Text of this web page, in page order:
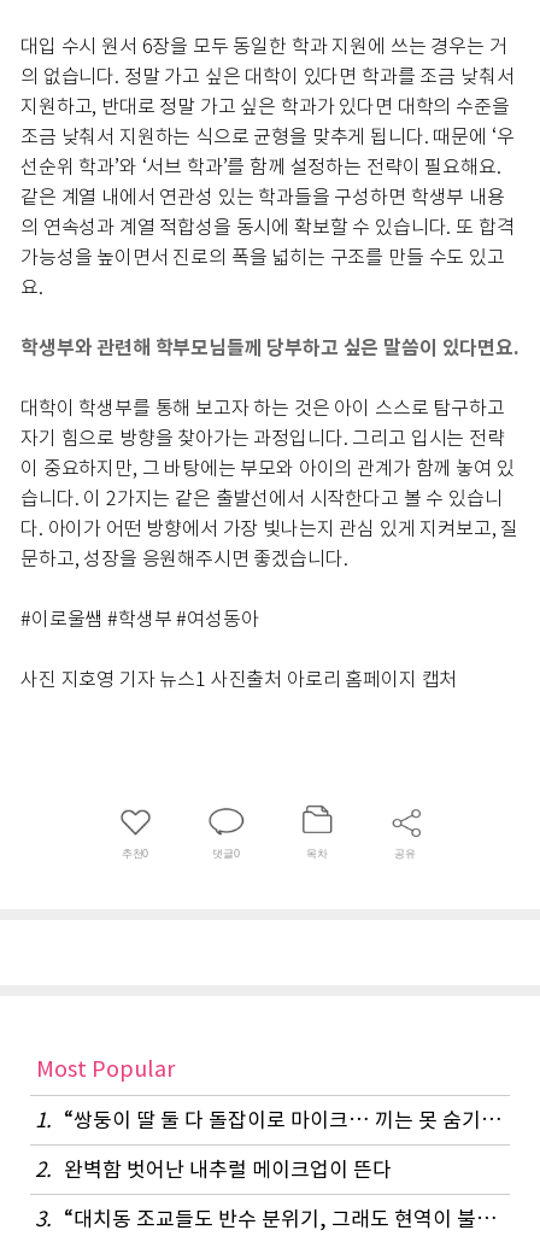
대입 수시 원서 6장을 모두 동일한 학과 지원에 쓰는 경우는 거
의 없습니다. 정말 가고 싶은 대학이 있다면 학과를 조금 낮춰서
지원하고, 반대로 정말 가고 싶은 학과가 있다면 대학의 수준을
조금 낮춰서 지원하는 식으로 균형을 맞추게 됩니다. 때문에 ‘우
선순위 학과’와 ‘서브 학과’를 함께 설정하는 전략이 필요해요.
같은 계열 내에서 연관성 있는 학과들을 구성하면 학생부 내용
의 연속성과 계열 적합성을 동시에 확보할 수 있습니다. 또 합격
가능성을 높이면서 진로의 폭을 넓히는 구조를 만들 수도 있고
요.
학생부와 관련해 학부모님들께 당부하고 싶은 말씀이 있다면요.
대학이 학생부를 통해 보고자 하는 것은 아이 스스로 탐구하고
자기 힘으로 방향을 찾아가는 과정입니다. 그리고 입시는 전략
이 중요하지만, 그 바탕에는 부모와 아이의 관계가 함께 놓여 있
습니다. 이 2가지는 같은 출발선에서 시작한다고 볼 수 있습니
다. 아이가 어떤 방향에서 가장 빛나는지 관심 있게 지켜보고, 질
문하고, 성장을 응원해주시면 좋겠습니다.
#이로울쌤 #학생부 #여성동아
사진 지호영 기자 뉴스1 사진출처 아로리 홈페이지 캡처
추천0 댓글0 목차 공유
Most Popular
1.
“쌍둥이 딸 둘 다 돌잡이로 마이크… 끼는 못 숨기나 봐요”
2. 완벽함 벗어난 내추럴 메이크업이 뜬다
3.
“대치동 조교들도 반수 분위기, 그래도 현역이 불리하지 않은 이유”